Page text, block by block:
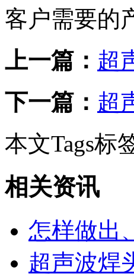
客户需要的
上一篇： 超
下一篇： 超
本文Tags标
相关资讯
怎样做出
超声波焊